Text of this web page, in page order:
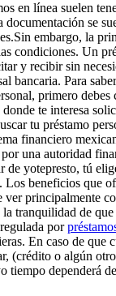
en línea suelen
documentación se
embargo, la
condiciones. Un
y recibir sin
bancaria. Para
primero debes
te interesa
tu préstamo
financiero
una autoridad
de yotepresto, tú
Los beneficios que
principalmente
tranquilidad de que
por
En caso de que
(crédito o algún
tiempo dependerá